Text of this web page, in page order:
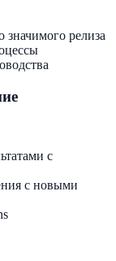
значимого релиза
с
с новыми